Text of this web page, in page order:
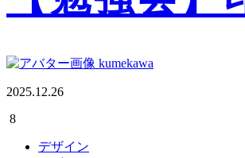
kumekawa
2025.12.26
8
デザイン